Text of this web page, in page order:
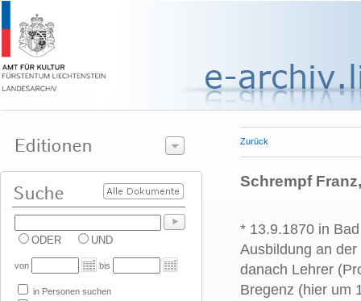
ODER UND
von bis
in Personen suchen
Zurück
Schrempf
* 13.9.1870 in
Ausbildung an
danach Lehrer
Bregenz (hier um